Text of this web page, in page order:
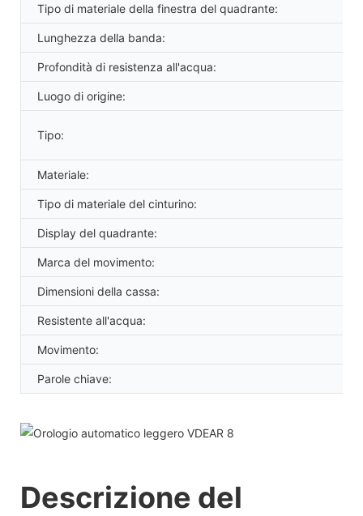
Tipo di materiale della finestra del quadrante:
Lunghezza della banda:
Profondità di resistenza all'acqua:
Luogo di origine:
Tipo:
Materiale:
Tipo di materiale del cinturino:
Display del quadrante:
Marca del movimento:
Dimensioni della cassa:
Resistente all'acqua:
Movimento:
Parole chiave:
Descrizione del